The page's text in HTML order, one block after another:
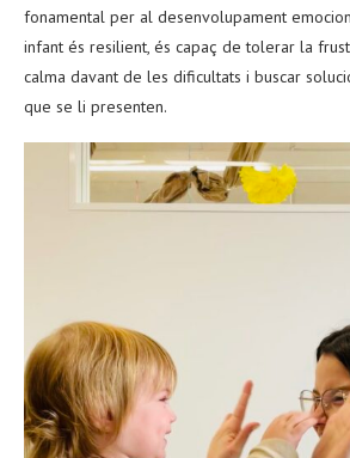
fonamental per al desenvolupament
infant és resilient, és capaç de tolerar la
calma davant de les dificultats i buscar
que se li presenten.